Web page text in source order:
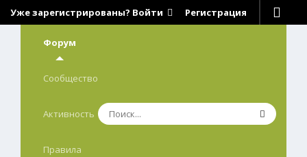
Уже зарегистрированы? Войти
Регистрация
Форум
Сообщество
Активность
Правила